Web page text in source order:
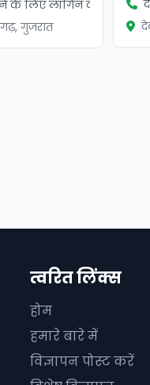
के लिए लॉगिन करें
गुजरात
त्वरित लिंक्स
होम
हमारे बारे में
विज्ञापन पोस्ट करें